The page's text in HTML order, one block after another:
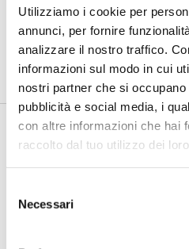
Utilizziamo i cookie per
annunci, per fornire
analizzare il nostro traffico.
informazioni sul modo in cui
nostri partner che si
pubblicità e social media, i
con altre informazioni che hai
raccolto dal tuo utilizzo dei
delNecessari
rafforza i
lavoro degli
di Flavio Padovan, Maddalena
secondo livello più strutturati,